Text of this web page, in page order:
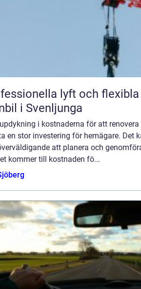
lyft och
i Svenljunga
i kostnaderna för att
en stor investering för hemägare. Det
att planera och
kommer till kostnaden fö...